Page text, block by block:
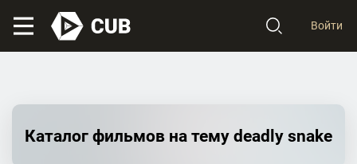
Войти
Каталог фильмов на тему deadly snake